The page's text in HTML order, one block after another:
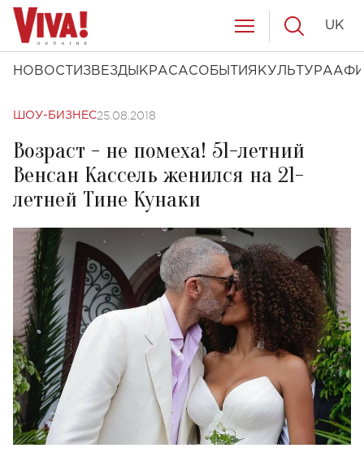
НОВОСТИ ЗВЕЗДЫ КРАСАСОБЫТИЯ КУЛЬТУРА
UK
ШОУ-БИЗНЕС25.08.2018
Возраст - не помеха! 51-летний
Венсан Кассель женился на 21-
летней Тине Кунаки